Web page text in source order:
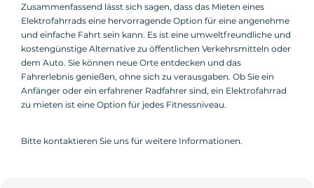
Zusammenfassend lässt sich sagen, dass das Mieten eines
Elektrofahrrads eine hervorragende Option für eine angenehme
und einfache Fahrt sein kann. Es ist eine umweltfreundliche und
kostengünstige Alternative zu öffentlichen Verkehrsmitteln oder
dem Auto. Sie können neue Orte entdecken und das
Fahrerlebnis genießen, ohne sich zu verausgaben. Ob Sie ein
Anfänger oder ein erfahrener Radfahrer sind, ein Elektrofahrrad
zu mieten ist eine Option für jedes Fitnessniveau.
Bitte kontaktieren Sie uns für weitere Informationen.